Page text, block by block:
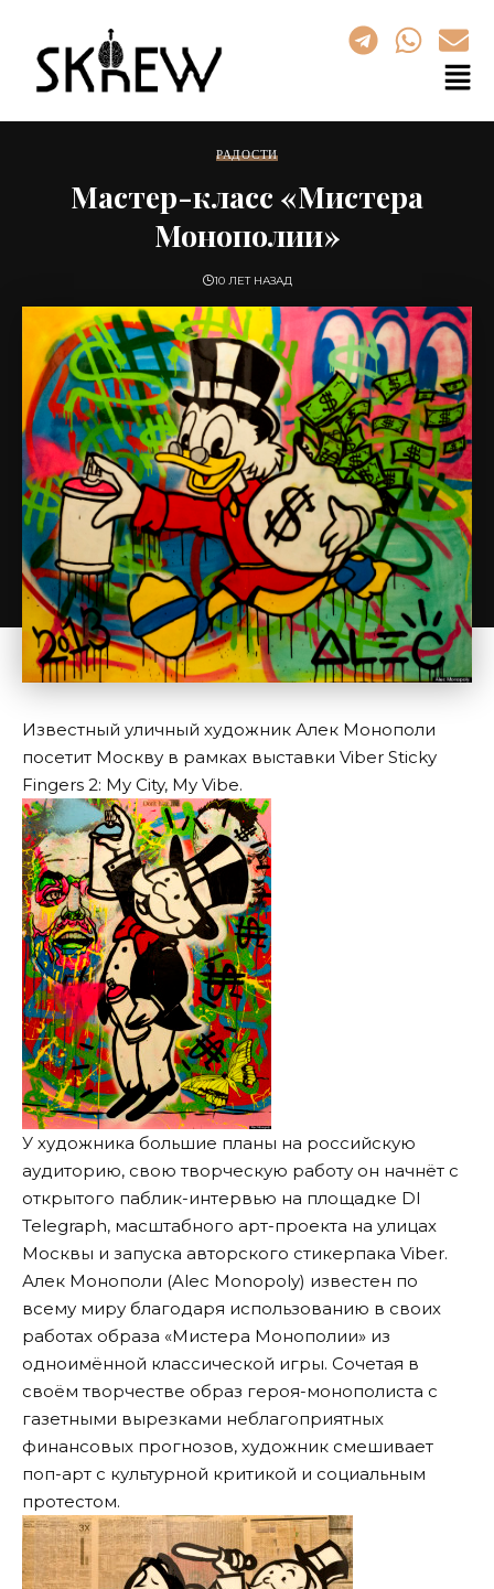
РАДОСТИ
Мастер-класс «Мистера
Монополии»
10 ЛЕТ НАЗАД
Известный уличный художник Алек Монополи
посетит Москву в рамках выставки Viber Sticky
Fingers 2: My City, My Vibe.
У художника большие планы на российскую
аудиторию, свою творческую работу он начнёт с
открытого паблик-интервью на площадке DI
Telegraph, масштабного арт-проекта на улицах
Москвы и запуска авторского стикерпака Viber.
Алек Монополи (Alec Monopoly) известен по
всему миру благодаря использованию в своих
работах образа «Мистера Монополии» из
одноимённой классической игры. Сочетая в
своём творчестве образ героя-монополиста с
газетными вырезками неблагоприятных
финансовых прогнозов, художник смешивает
поп-арт с культурной критикой и социальным
протестом.